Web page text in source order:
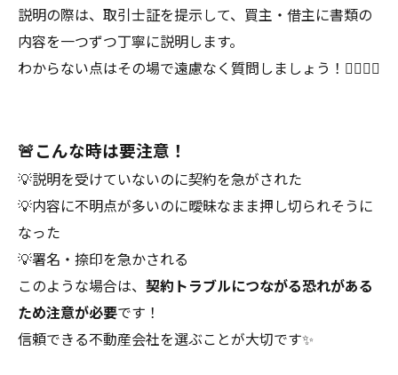
説明の際は、取引士証を提示して、買主・借主に書類の
内容を一つずつ丁寧に説明します。
わからない点はその場で遠慮なく質問しましょう！🙋‍♂️🙋‍♀️
🚨こんな時は要注意！
💡説明を受けていないのに契約を急がされた
💡内容に不明点が多いのに曖昧なまま押し切られそうに
なった
💡署名・捺印を急かされる
このような場合は、 契約トラブルにつながる恐れがある
ため注意が必要です！
信頼できる不動産会社を選ぶことが大切です✨